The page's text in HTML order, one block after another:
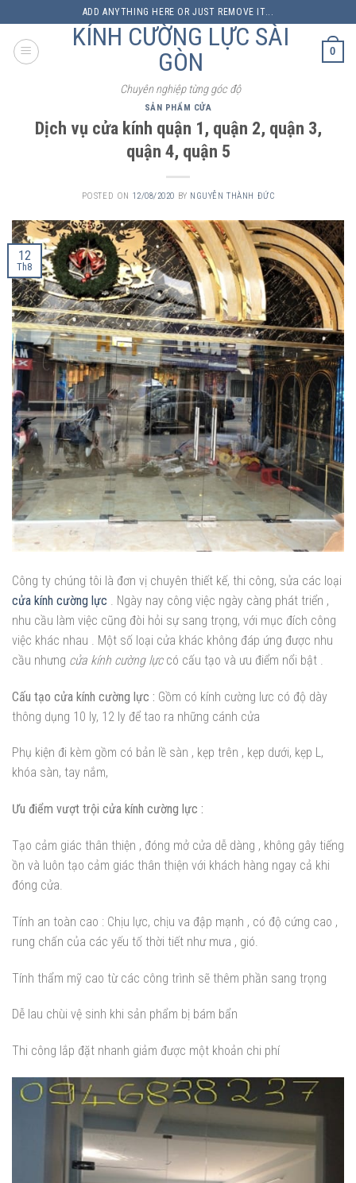
to
content
ADD ANYTHING HERE OR JUST REMOVE IT...
KÍNH CƯỜNG LỰC SÀI
GÒN
Chuyên nghiệp từng góc độ
0
SẢN PHẨM CỬA
Dịch vụ cửa kính quận 1, quận 2, quận 3,
quận 4, quận 5
POSTED ON 12/08/2020 BY NGUYỄN THÀNH ĐỨC
12
Th8
Công ty chúng tôi là đơn vị chuyên thiết kế, thi công, sửa các loại
cửa kính cường lực . Ngày nay công việc ngày càng phát triển ,
nhu cầu làm việc cũng đòi hỏi sự sang trọng, với mục đích công
việc khác nhau . Một số loại cửa khác không đáp ứng được nhu
cầu nhưng cửa kính cường lựccó cấu tạo và ưu điểm nổi bật .
Cấu tạo cửa kính cường lực : Gồm có kính cường lưc có độ dày
thông dụng 10 ly, 12 ly để tao ra những cánh cửa
Phụ kiện đi kèm gồm có bản lề sàn , kẹp trên , kẹp dưới, kẹp L,
khóa sàn, tay nắm,
Ưu điểm vượt trội cửa kính cường lực :
Tạo cảm giác thân thiện , đóng mở cửa dễ dàng , không gây tiếng
ồn và luôn tạo cảm giác thân thiện với khách hàng ngay cả khi
đóng cửa.
Tính an toàn cao : Chịu lực, chịu va đập mạnh , có độ cứng cao ,
rung chấn của các yếu tố thời tiết như mưa , gió.
Tính thẩm mỹ cao từ các công trình sẽ thêm phần sang trọng
Dễ lau chùi vệ sinh khi sản phẩm bị bám bẩn
Thi công lắp đặt nhanh giảm được một khoản chi phí